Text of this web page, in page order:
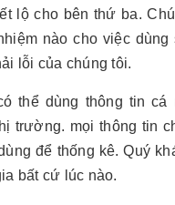
lộ cho bên thứ ba.
nào cho việc dùng
lỗi của chúng tôi.
thể dùng thông tin cá
trường. mọi thông tin
để thống kê. Quý
bất cứ lúc nào.